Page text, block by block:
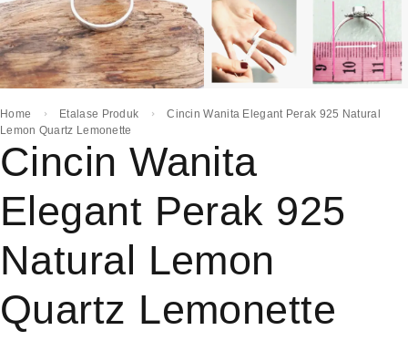
Home Etalase Produk
Cincin Wanita Elegant Perak 925 Natural
Lemon Quartz Lemonette
Cincin Wanita
Elegant Perak 925
Natural Lemon
Quartz Lemonette